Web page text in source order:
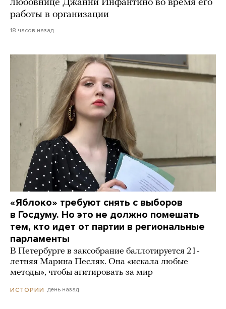
любовнице Джанни Инфантино во время его
работы в организации
18 часов назад
«Яблоко» требуют снять с выборов
в Госдуму. Но это не должно помешать
тем, кто идет от партии в региональные
парламенты
В Петербурге в заксобрание баллотируется 21-
летняя Марина Песляк. Она «искала любые
методы», чтобы агитировать за мир
ИСТОРИИ день назад